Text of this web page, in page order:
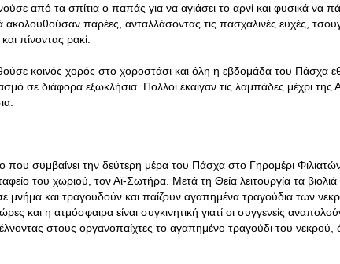
από τα σπίτια ο παπάς για να αγιάσει το αρνί και φυσικά να
παρέες, ανταλλάσοντας τις πασχαλινές ευχές,
πίνοντας ρακί.
κοινός χορός στο χοροστάσι και όλη η εβδομάδα του Πάσχα
σε διάφορα εξωκλήσια. Πολλοί έκαιγαν τις λαμπάδες μέχρι
που συμβαίνει την δεύτερη μέρα του Πάσχα στο Γηρομέρι
του χωριού, τον Αϊ-Σωτήρα. Μετά τη Θεία λειτουργία τα
μνήμα και τραγουδούν και παίζουν αγαπημένα τραγούδια των
και η ατμόσφαιρα είναι συγκινητική γιατί οι συγγενείς
στους οργανοπαίχτες το αγαπημένο τραγούδι του νεκρού,